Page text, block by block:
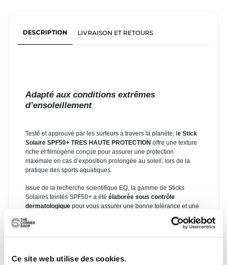
Ce site web utilise des cookies.
DESCRIPTION LIVRAISON ET RETOURS
Adapté aux conditions extrêmes
d’ensoleillement
Testé et approuvé par les surfeurs à travers la planète, le Stick
Solaire SPF50+ TRES HAUTE PROTECTION offre une texture
riche et filmogène conçue pour assurer une protection
maximale en cas d’exposition prolongée au soleil, lors de la
pratique des sports aquatiques.
Issue de la recherche scientifique EQ, la gamme de Sticks
Solaires teintés SPF50+ a été élaborée sous contrôle
dermatologique pour vous assurer une bonne tolérance et une
peaux sujettes aux coups de soleil et intolérantes aux filtres